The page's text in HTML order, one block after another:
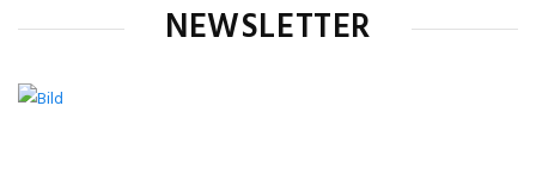
NEWSLETTER